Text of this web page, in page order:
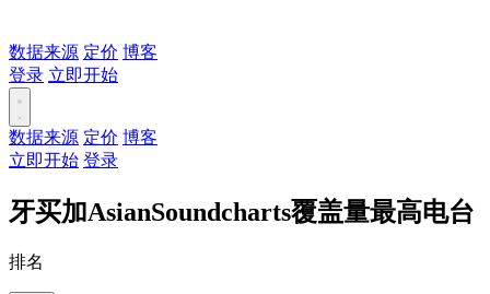
数据来源 定价 博客
登录 立即开始
数据来源 定价 博客
立即开始 登录
牙买加AsianSoundcharts覆盖量最高电台
排名